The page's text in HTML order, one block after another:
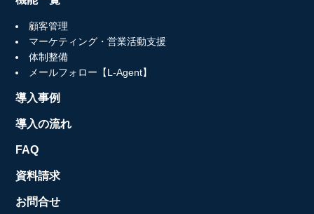
顧客管理
マーケティング・営業活動支援
体制整備
メールフォロー【L-Agent】
導入事例
導入の流れ
FAQ
資料請求
お問合せ